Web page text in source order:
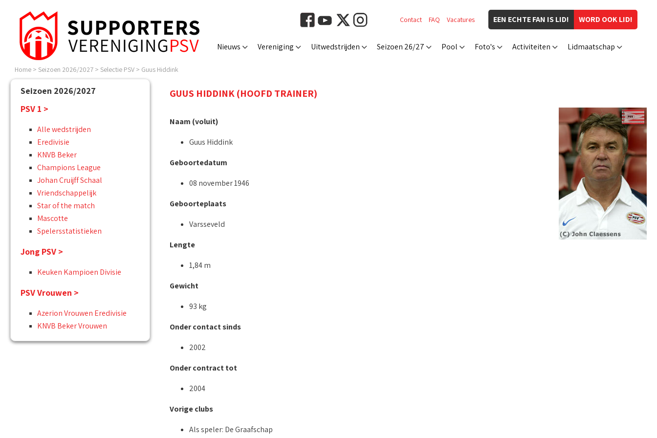
WORD OOK LID!
EEN ECHTE FAN IS LID!
Contact FAQ Vacatures
Nieuws Vereniging Uitwedstrijden Seizoen 26/27 Pool Foto's Activiteiten Lidmaatschap
Home > Seizoen 2026/2027 > Selectie PSV > Guus Hiddink
Seizoen 2026/2027
PSV 1 >
Alle wedstrijden
Eredivisie
KNVB Beker
Champions League
Johan Cruijff Schaal
Vriendschappelijk
Star of the match
Mascotte
Spelersstatistieken
Jong PSV >
Keuken Kampioen Divisie
PSV Vrouwen >
Azerion Vrouwen Eredivisie
KNVB Beker Vrouwen
GUUS HIDDINK (HOOFD TRAINER)
Naam (voluit)
Guus Hiddink
Geboortedatum
08 november 1946
Geboorteplaats
Varsseveld
Lengte
1,84 m
Gewicht
93 kg
Onder contact sinds
2002
Onder contract tot
2004
Vorige clubs
Als speler: De Graafschap